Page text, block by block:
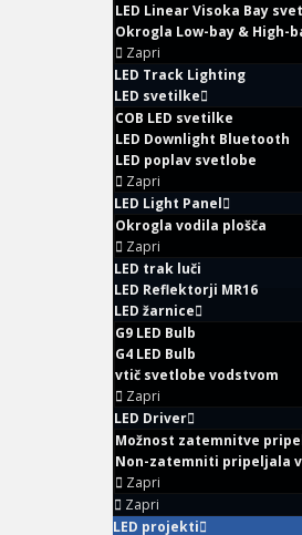
LED Linear Visoka Bay
Okrogla Low-bay & High-
Zapri
LED Track Lighting
LED svetilke
COB LED svetilke
LED Downlight Bluetooth
LED poplav svetlobe
Zapri
LED Light Panel
Okrogla vodila plošča
Zapri
LED trak luči
LED Reflektorji MR16
LED žarnice
G9 LED Bulb
G4 LED Bulb
vtič svetlobe vodstvom
Zapri
LED Driver
Možnost zatemnitve
Non-zatemniti pripeljala
Zapri
Zapri
LED projekti